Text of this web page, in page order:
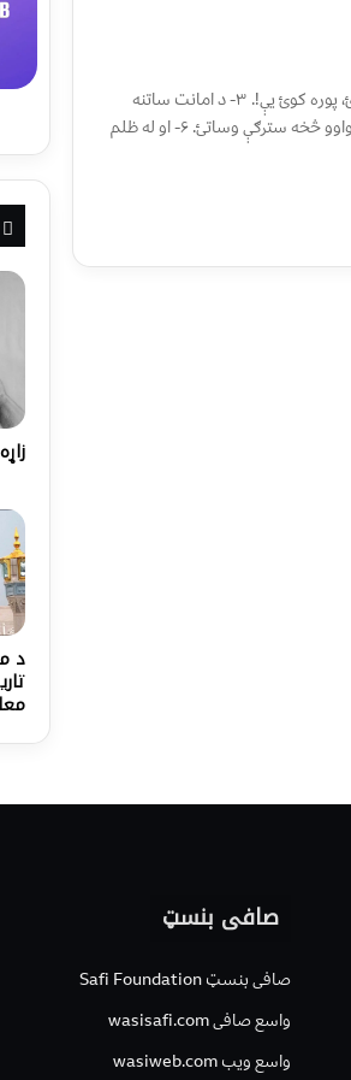
۱- كله چې خبرې كوئ، رېښتيا وايئ. ۲- چې وعده وكړئ، پوره كوئ يې!. ۳- د امانت ساتنه
كوئ. ۴- خپل عورتونه (شرم ځايونه) وساتئ. ۵- له نارواوو څخه سترګې وساتئ. ۶- او له ظلم
د
صافی بنسټ
صافی بنسټ Safi Foundation
واسع صافی wasisafi.com
واسع ویب wasiweb.com